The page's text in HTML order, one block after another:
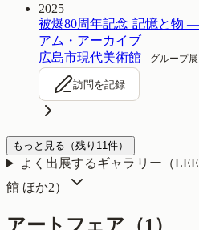
2025
被爆80周年記念 記憶と物
アム・アーカイブ―
広島市現代美術館
グループ展
訪問を記録
もっと見る （残り 11件）
よく出展するギャラリー（
館 ほか2）
アートフェア（1）